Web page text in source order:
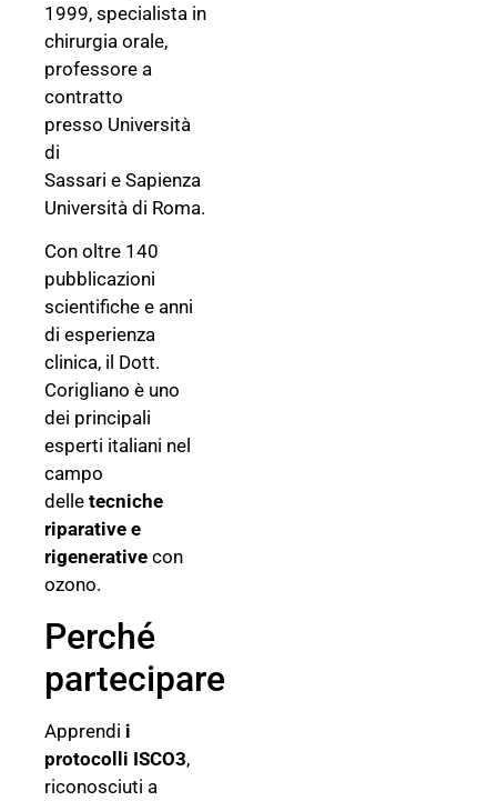
1999, specialista in
chirurgia orale,
professore a
contratto
presso Università
di
Sassari e Sapienza
Università di Roma.
Con oltre 140
pubblicazioni
scientifiche e anni
di esperienza
clinica, il Dott.
Corigliano è uno
dei principali
esperti italiani nel
campo
delle tecniche
riparative e
rigenerative con
ozono.
Perché
partecipare
Apprendi i
protocolli ISCO3,
riconosciuti a